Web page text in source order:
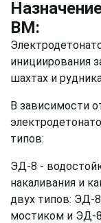
ВМ:
инициирования
шахтах и
В зависимости
типов:
ЭД-8 -
накаливания и
двух типов: ЭД-
мостиком и ЭД-